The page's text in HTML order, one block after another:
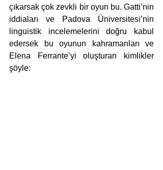
çıkarsak çok zevkli bir oyun bu. Gatti’nin
iddiaları ve Padova Üniversitesi’nin
linguistik incelemelerini doğru kabul
edersek bu oyunun kahramanları ve
Elena Ferrante’yi oluşturan kimlikler
şöyle: